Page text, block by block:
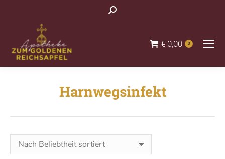
Search:
€ 0,00 0
Harnwegsinfekt